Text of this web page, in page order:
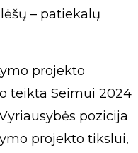
– patiekalų
projekto
teikta Seimui 2024
pozicija
projekto tikslui,